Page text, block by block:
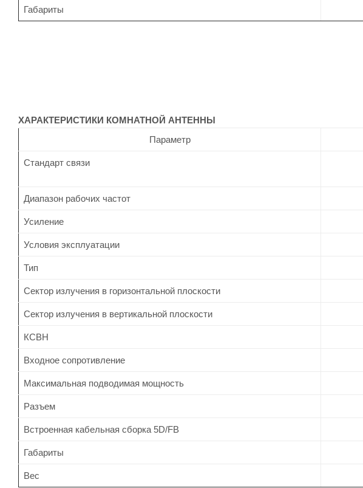
Габариты
ХАРАКТЕРИСТИКИ КОМНАТНОЙ АНТЕННЫ
Параметр
Стандарт связи
Диапазон рабочих частот
Усиление
Условия эксплуатации
Тип
Сектор излучения в горизонтальной плоскости
Сектор излучения в вертикальной плоскости
КСВН
Входное сопротивление
Максимальная подводимая мощность
Разъем
Встроенная кабельная сборка 5D/FB
Габариты
Вес